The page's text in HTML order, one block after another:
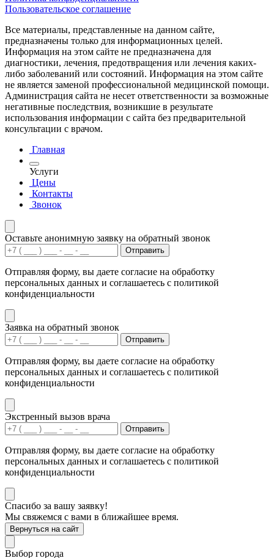
Пользовательское соглашение
Все материалы, представленные на данном сайте,
предназначены только для информационных целей.
Информация на этом сайте не предназначена для
диагностики, лечения, предотвращения или лечения каких-
либо заболеваний или состояний. Информация на этом сайте
не является заменой профессиональной медицинской помощи.
Администрация сайта не несет ответственности за возможные
негативные последствия, возникшие в результате
использования информации с сайта без предварительной
консультации с врачом.
Главная
Услуги
Цены
Контакты
Звонок
Оставьте анонимную заявку на обратный звонок
Отправить
Отправляя форму, вы даете согласие на обработку
персональных данных и соглашаетесь с политикой
конфиденциальности
Заявка на обратный звонок
Отправить
Отправляя форму, вы даете согласие на обработку
персональных данных и соглашаетесь с политикой
конфиденциальности
Экстренный вызов врача
Отправить
Отправляя форму, вы даете согласие на обработку
персональных данных и соглашаетесь с политикой
конфиденциальности
Спасибо за вашу заявку!
Мы свяжемся с вами в ближайшее время.
Вернуться на сайт
Выбор города